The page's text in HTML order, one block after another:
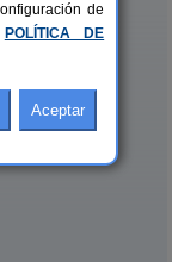
de
POLÍTICA DE